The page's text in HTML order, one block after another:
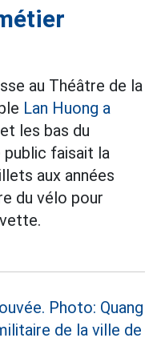
au Théâtre de la
Lan Huong a
les bas du
public faisait la
aux années
du vélo pour